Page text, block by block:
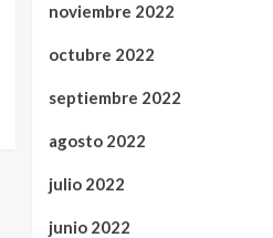
noviembre 2022
octubre 2022
septiembre 2022
agosto 2022
julio 2022
junio 2022